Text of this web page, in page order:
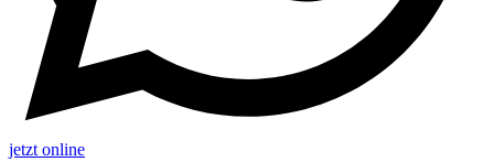
jetzt online